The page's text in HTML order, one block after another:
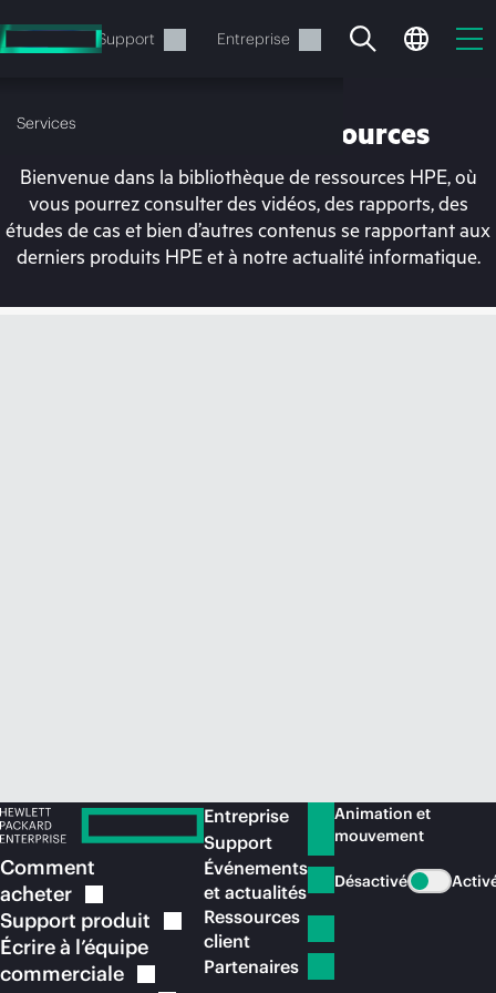
au
contenu
Support Entreprise
Services
Votre panier est
Bibliothèque de ressources
Bienvenue dans la bibliothèque de ressources HPE, où
vous pourrez consulter des vidéos, des rapports, des
études de cas et bien d’autres contenus se rapportant aux
derniers produits HPE et à notre actualité informatique.
Comment
acheter
Support produit
Écrire à l’équipe
commerciale
Entreprise
Support
Événements
et actualités
Ressources
client
Partenaires
Animation et
mouvement
Désactivé